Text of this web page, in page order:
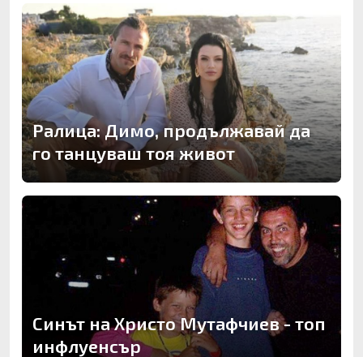
Ралица: Димо, продължавай да
го танцуваш тоя живот
Синът на Христо Мутафчиев - топ
инфлуенсър